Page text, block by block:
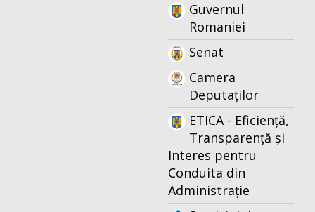
Guvernul
Romaniei
Senat
Camera
Deputaților
ETICA - Eficiență,
Transparență și
Interes pentru
Conduita din
Administrație